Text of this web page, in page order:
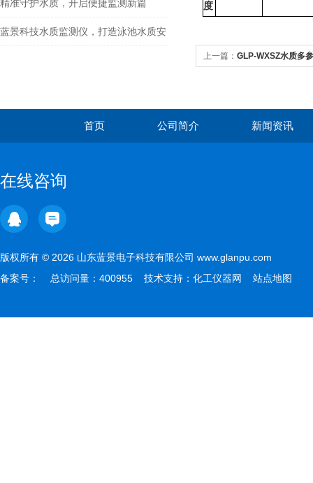
精准守护水质，开启便捷监测新篇
——ZS07 微型水质监测仪
蓝景科技水质监测仪，打造泳池水质安
度
上一篇： GLP-WXSZ水质多
首页 公司简介 新闻资讯
在线咨询
版权所有 © 2026 山东蓝景电子科技有限公司 www.glanpu.com
备案号：
总访问量：400955 技术支持： 化工仪器网 站点地图